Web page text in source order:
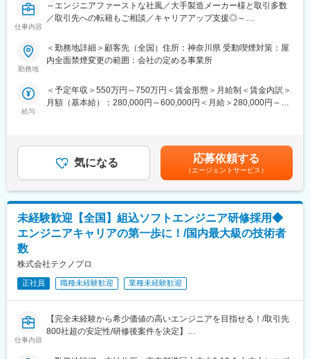
◆入社時期：7/1、8/1、9/1、9/15
◆研修期間：3ヶ月～4.5ヶ月
※状況に応じて研修の延長可能性あり
◆過去の修了者の配属先の業務一例
医療ロボット向けコントローラの制御ソフトウェアの設計・開
・ロボットアーム制御ソフトの開発業務
・C言語による制御ソフトの設計
・プログラミング、デバッグ、シミュレーション
・ソフトウェアドキュメントの作成
（2）業界：精密機械・機器
・性能調整点検装置の撮像機能部分の開発等
・上記に関する詳細設計、コーディング、デバッグ、単体テス
【テクノプロ・デザイン社について】
当社はグループの中核企業として、幅広い産業の800社を顧客に
常時1,000件を超えるプロジェクトから、技術力や志向、市場のニ
仕事内容
～エンジニアファーストな社風／大手製造メーカー様と取引多数
／取引先への転籍もご相談／キャリアアップ支援◎～
■業務概要
「人材」×「製造」×「技術」にて、大手メーカー様の製造・技術
※ご経験により、他案件に配属となる場合もございます。
等お任せします。
■開発ツール例
C言
語/C++/Simulink//AUTOSAR/Flutter/JavaScript/Python/Java/AWS
■案件例
テム設計・開発
◇半導体関連：有機ELなどの設計・開発
・ミーブ：エンジニア向け支援を入社後2年間は毎月3,000円支給
・EAP（Employee Assistance Program）
円支給
勤務地
＜勤務地詳細＞顧客先（全国）住所：神奈川県 受動喫煙対策：屋
内全面禁煙変更の範囲：会社の定める事業所
給与
＜予定年収＞550万円～750万円＜賃金形態＞月給制＜賃金内訳＞
月額（基本給）：280,000円～600,000円＜月給＞280,000円～
気になる 応募依頼する
（エージェントサービス）
未経験歓迎【全国】組込ソフトエンジニア研修採用◆
エンジニアキャリアの第一歩に！/国内最大級の技術者
数
株式会社テクノプロ
正社員 職種未経験歓迎 業種未経験歓迎
仕事内容
【完全未経験から希少価値の高いエンジニアを目指せる！/取引先
800社超の安定性/研修後案件を決定】
国内に２００を超える拠点と２万名以上の技術者の在籍を誇るテ